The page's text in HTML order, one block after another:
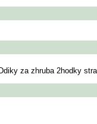
za zhruba 2hodky